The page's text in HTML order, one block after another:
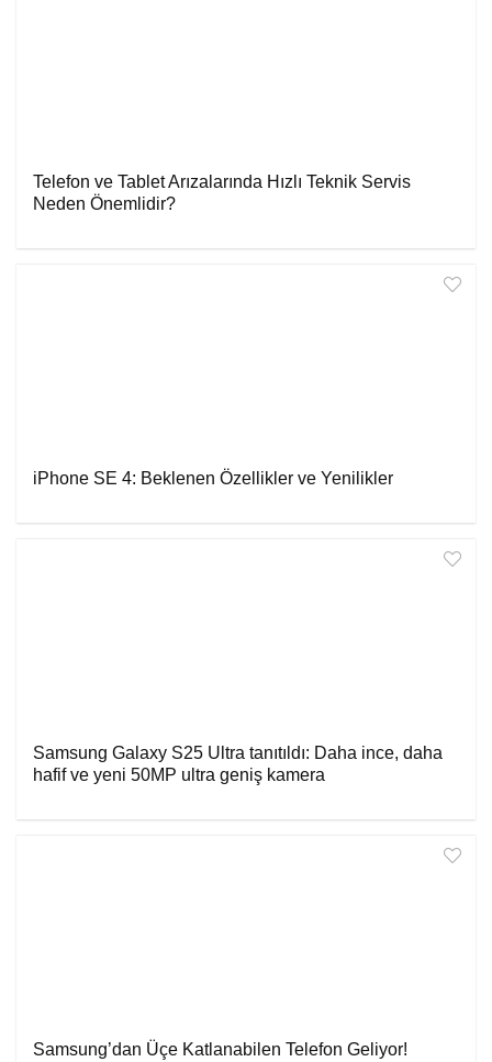
Telefon ve Tablet Arızalarında Hızlı Teknik Servis
Neden Önemlidir?
iPhone SE 4: Beklenen Özellikler ve Yenilikler
Samsung Galaxy S25 Ultra tanıtıldı: Daha ince, daha
hafif ve yeni 50MP ultra geniş kamera
Samsung’dan Üçe Katlanabilen Telefon Geliyor!